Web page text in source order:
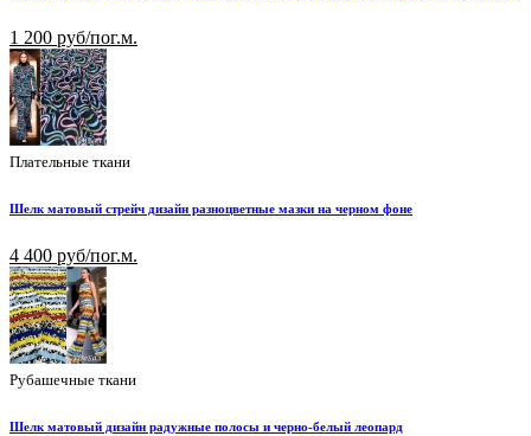
1 200 руб/пог.м.
Плательные ткани
Шелк матовый стрейч дизайн разноцветные мазки на черном фоне
4 400 руб/пог.м.
Рубашечные ткани
Шелк матовый дизайн радужные полосы и черно-белый леопард